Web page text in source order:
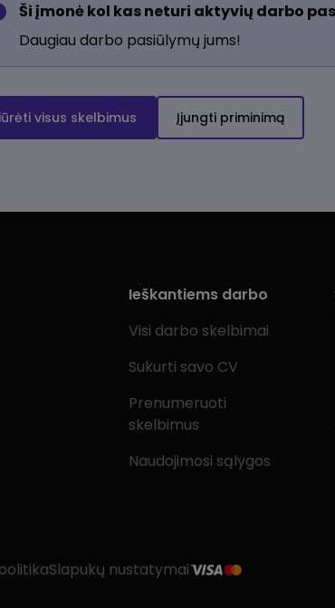
Ši įmonė kol kas neturi aktyvių darbo
Daugiau darbo pasiūlymų jums!
visus skelbimus Įjungti priminimą
Ieškantiems darbo
Visi darbo skelbimai
Sukurti savo CV
Prenumeruoti
skelbimus
Naudojimosi sąlygos
Slapukų nustatymai